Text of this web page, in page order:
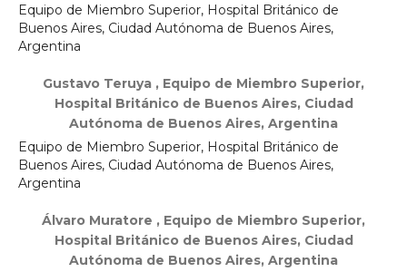
Equipo de Miembro Superior, Hospital Británico de
Buenos Aires, Ciudad Autónoma de Buenos Aires,
Argentina
Gustavo Teruya , Equipo de Miembro Superior,
Hospital Británico de Buenos Aires, Ciudad
Autónoma de Buenos Aires, Argentina
Equipo de Miembro Superior, Hospital Británico de
Buenos Aires, Ciudad Autónoma de Buenos Aires,
Argentina
Álvaro Muratore , Equipo de Miembro Superior,
Hospital Británico de Buenos Aires, Ciudad
Autónoma de Buenos Aires, Argentina